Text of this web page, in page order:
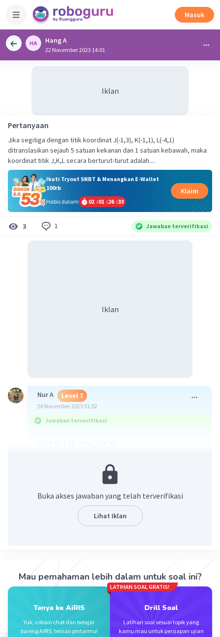
Masuk
Hang A
22 November 2023 14:01
Iklan
Pertanyaan
Jika segitiga dengan titik koordinat J(-1,3), K(-1,1), L(-4,1)
ditranslasikan sejauh 5 satuan kekanan dan 1 satuan kebawah, maka
koordinat titik J,K,L secara berturut-turut adalah....
Ikuti Tryout SNBT & Menangkan E-Wallet
100rb
Habis dalam
02 :01 :26 :33
Klaim
3 1 Jawaban terverifikasi
Iklan
Nur A Level 7
26 November 2023 01:52
Jawaban terverifikasi
L (-4,1) + (5,-1) = L’ (1,0)
Beri Rating
Iklan
Buka akses jawaban yang telah terverifikasi
Lihat Iklan
Mau pemahaman lebih dalam untuk soal ini?
Tanya ke AiRIS
Yuk, cobain chat dan belajar
bareng AiRIS, teman pintarmu!
LATIHAN SOAL GRATIS!
Drill Soal
Latihan soal sesuai topik yang
kamu mau untuk persiapan ujian